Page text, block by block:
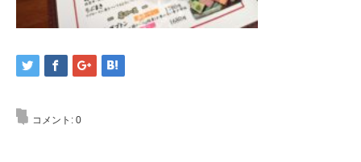
コメント: 0